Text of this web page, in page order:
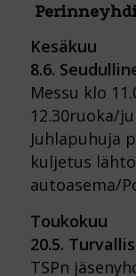
Kesäkuu
8.6.
Messu klo
12.30ruoka/
Juhlapuhuja
kuljetus
autoasema/
Toukokuu
20.5.
TSPn